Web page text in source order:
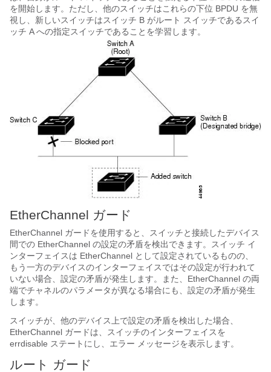
を開始します。ただし、他のスイッチはこれらの下位 BPDU を無
視し、新しいスイッチはスイッチ B がルート スイッチであるスイ
ッチ A への指定スイッチであることを学習します。
EtherChannel ガード
EtherChannel ガードを使用すると、スイッチと接続したデバイス
間での EtherChannel の設定の矛盾を検出できます。スイッチ イ
ンターフェイスは EtherChannel として設定されているものの、
もう一方のデバイスのインターフェイスではその設定が行われて
いない場合、設定の矛盾が発生します。また、EtherChannel の両
端でチャネルのパラメータが異なる場合にも、設定の矛盾が発生
します。
スイッチが、他のデバイス上で設定の矛盾を検出した場合、
EtherChannel ガードは、スイッチのインターフェイスを
errdisable ステートにし、エラー メッセージを表示します。
ルート ガード